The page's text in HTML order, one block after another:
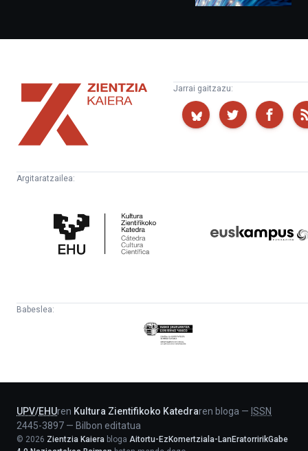
Zientzia
Kaiera
Jarrai gaitzazu:
Argitaratzailea:
Zientifikoko
Katedra
Babeslea:
Eusko
Jaurlaritza
UPV/EHUren Kultura Zientifikoko Katedraren bloga — ISSN
2445-3897 — Bilbon editatua
© 2026 Zientzia Kaiera bloga Aitortu-EzKomertziala-LanEratorririkGabe